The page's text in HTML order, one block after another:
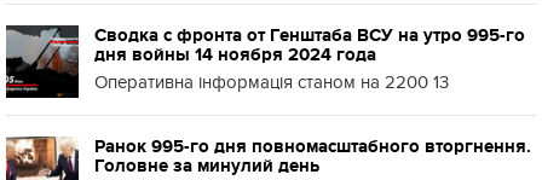
Сводка с фронта от Генштаба ВСУ на утро 995-го
дня войны 14 ноября 2024 года
Оперативна інформація станом на 2200 13
Ранок 995-го дня повномасштабного вторгнення.
Головне за минулий день